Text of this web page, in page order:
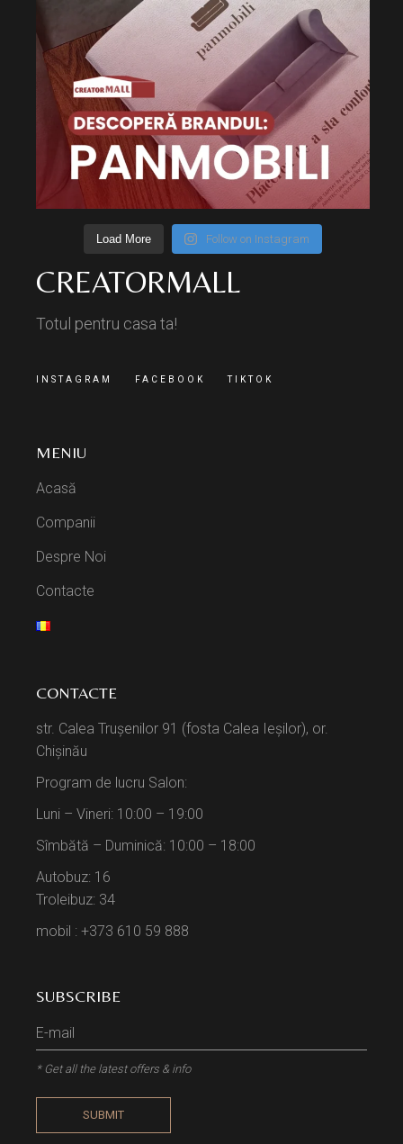
Load More Follow on Instagram
CREATORMALL
Totul pentru casa ta!
INSTAGRAM FACEBOOK TIKTOK
MENIU
Acasă
Companii
Despre Noi
Contacte
CONTACTE
str. Calea Trușenilor 91 (fosta Calea Ieșilor), or.
Chișinău
Program de lucru Salon:
Luni – Vineri: 10:00 – 19:00
Sîmbătă – Duminică: 10:00 – 18:00
Autobuz: 16
Troleibuz: 34
mobil : +373 610 59 888
SUBSCRIBE
* Get all the latest offers & info
SUBMIT